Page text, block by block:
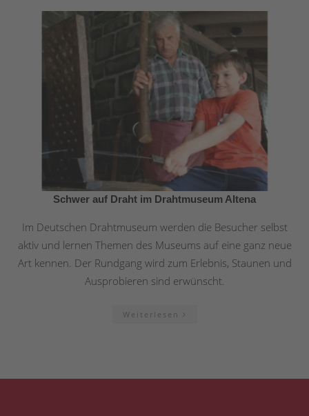
Schwer auf Draht im Drahtmuseum Altena
Im Deutschen Drahtmuseum werden die Besucher selbst
aktiv und lernen Themen des Museums auf eine ganz neue
Art kennen. Der Rundgang wird zum Erlebnis, Staunen und
Ausprobieren sind erwünscht.
Weiterlesen